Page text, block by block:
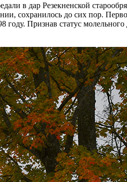
в дар Резекненской
сохранилось до сих пор.
Признав статус